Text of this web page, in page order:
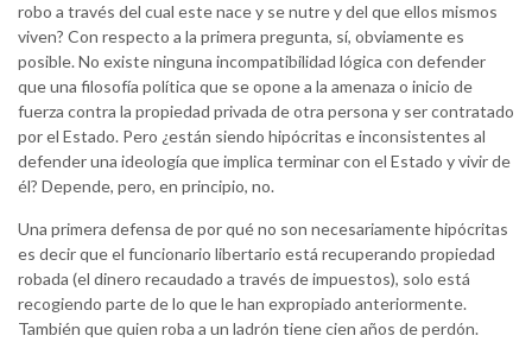
robo a través del cual este nace y se nutre y del que ellos mismos
viven? Con respecto a la primera pregunta, sí, obviamente es
posible. No existe ninguna incompatibilidad lógica con defender
que una filosofía política que se opone a la amenaza o inicio de
fuerza contra la propiedad privada de otra persona y ser contratado
por el Estado. Pero ¿están siendo hipócritas e inconsistentes al
defender una ideología que implica terminar con el Estado y vivir de
él? Depende, pero, en principio, no.
Una primera defensa de por qué no son necesariamente hipócritas
es decir que el funcionario libertario está recuperando propiedad
robada (el dinero recaudado a través de impuestos), solo está
recogiendo parte de lo que le han expropiado anteriormente.
También que quien roba a un ladrón tiene cien años de perdón.